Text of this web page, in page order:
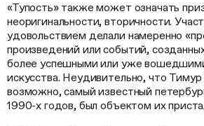
«Тупость» также может означать
неоригинальности, вторичности.
удовольствием делали намеренно
произведений или событий,
более успешными или уже
искусства. Неудивительно, что
возможно, самый известный
1990-х годов, был объектом их